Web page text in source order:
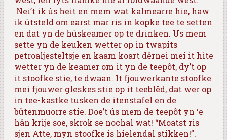
Nei’t ik ús heit en mem wat kalmearre hie, haw
ik útsteld om earst mar ris in kopke tee te setten
en dat yn de húskeamer op te drinken. Us mem
sette yn de keuken wetter op in twapits
petroaljesteltsje en kaam koart dêrnei mei it hite
wetter yn de keamer om it yn de teepôt, dy’t op
it stoofke stie, te dwaan. It fjouwerkante stoofke
mei fjouwer gleskes stie op it teeblêd, dat wer op
in tee-kastke tusken de itenstafel en de
bûtenmuorre stie. Doe’t ús mem de teepôt yn ‘e
hân krije soe, skrok se nochal wat! “Moatst ris
sjen Atte, myn stoofke is hielendal stikken!”.